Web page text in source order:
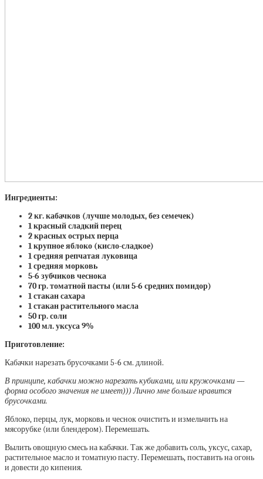
Ингредиенты:
2 кг. кабачков (лучше молодых, без семечек)
1 красный сладкий перец
2 красных острых перца
1 крупное яблоко (кисло-сладкое)
1 средняя репчатая луковица
1 средняя морковь
5-6 зубчиков чеснока
70 гр. томатной пасты (или 5-6 средних помидор)
1 стакан сахара
1 стакан растительного масла
50 гр. соли
100 мл. уксуса 9%
Приготовление:
Кабачки нарезать брусочками 5-6 см. длиной.
В принципе, кабачки можно нарезать кубиками, или кружочками —
форма особого значения не имеет))) Лично мне больше нравится
брусочками.
Яблоко, перцы, лук, морковь и чеснок очистить и измельчить на
мясорубке (или блендером). Перемешать.
Вылить овощную смесь на кабачки. Так же добавить соль, уксус, сахар,
растительное масло и томатную пасту. Перемешать, поставить на огонь
и довести до кипения.